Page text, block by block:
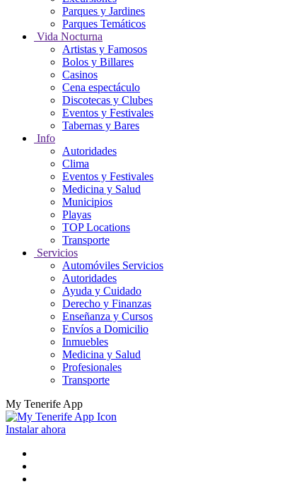
Parques y Jardines
Parques Temáticos
Vida Nocturna
Artistas y Famosos
Bolos y Billares
Casinos
Cena espectáculo
Discotecas y Clubes
Eventos y Festivales
Tabernas y Bares
Info
Autoridades
Clima
Eventos y Festivales
Medicina y Salud
Municipios
Playas
TOP Locations
Transporte
Servicios
Automóviles Servicios
Autoridades
Ayuda y Cuidado
Derecho y Finanzas
Enseñanza y Cursos
Envíos a Domicilio
Inmuebles
Medicina y Salud
Profesionales
Transporte
My Tenerife App
Instalar ahora